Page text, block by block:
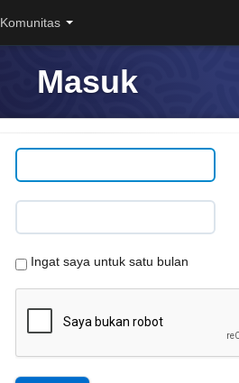
Komunitas
Masuk
Ingat saya untuk satu bulan